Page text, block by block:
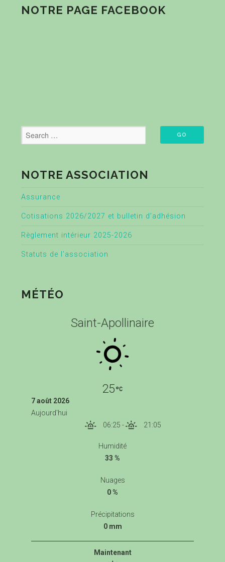
NOTRE PAGE FACEBOOK
NOTRE ASSOCIATION
Assurance
Cotisations 2026/2027 et bulletin d’adhésion
Règlement intérieur 2025-2026
Statuts de l’association
MÉTÉO
Saint-Apollinaire
25
7 août 2026
Aujourd'hui
06:25 - 21:05
Humidité
33 %
Nuages
0 %
Précipitations
0 mm
Maintenant